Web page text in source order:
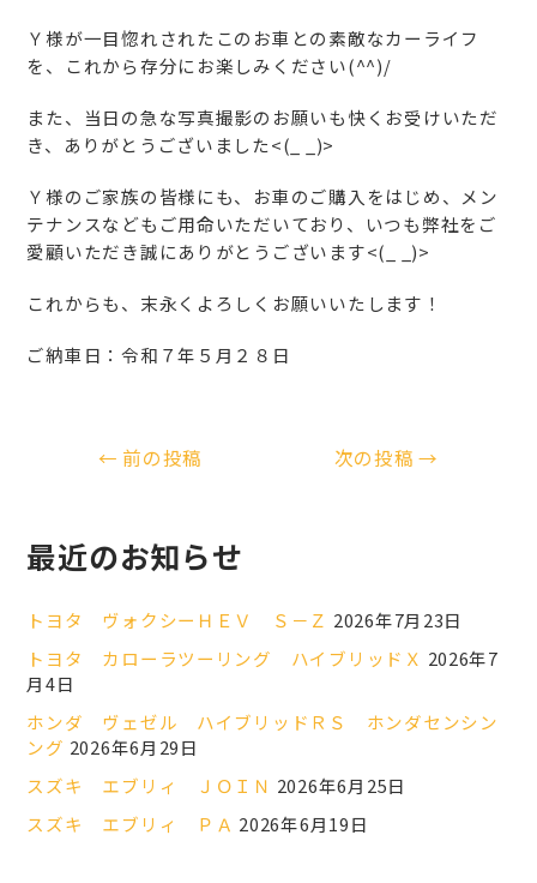
Ｙ様が一目惚れされたこのお車との素敵なカーライフ
を、これから存分にお楽しみください(^^)/
また、当日の急な写真撮影のお願いも快くお受けいただ
き、ありがとうございました<(_ _)>
Ｙ様のご家族の皆様にも、お車のご購入をはじめ、メン
テナンスなどもご用命いただいており、いつも弊社をご
愛顧いただき誠にありがとうございます<(_ _)>
これからも、末永くよろしくお願いいたします！
ご納車日：令和７年５月２８日
← 前の投稿 次の投稿→
最近のお知らせ
トヨタ ヴォクシーＨＥＶ Ｓ－Ｚ 2026年7月23日
トヨタ カローラツーリング ハイブリッドＸ 2026年7
月4日
ホンダ ヴェゼル ハイブリッドＲＳ ホンダセンシン
ング 2026年6月29日
スズキ エブリィ ＪＯＩＮ 2026年6月25日
スズキ エブリィ ＰＡ 2026年6月19日